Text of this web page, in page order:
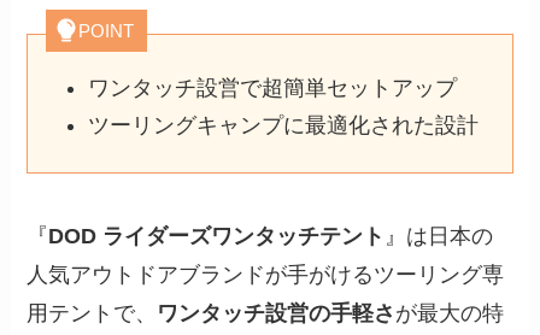
POINT
ワンタッチ設営で超簡単セットアップ
ツーリングキャンプに最適化された設計
『DOD ライダーズワンタッチテント 』は日本の
人気アウトドアブランドが手がけるツーリング専
用テントで、 ワンタッチ設営の手軽さ が最大の特